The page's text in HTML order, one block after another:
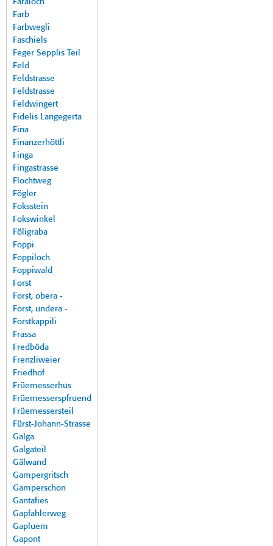
Faraloch
Farb
Farbwegli
Faschiels
Feger Sepplis Teil
Feld
Feldstrasse
Feldstrasse
Feldwingert
Fidelis Langegerta
Fina
Finanzerhöttli
Finga
Fingastrasse
Flochtweg
Fögler
Foksstein
Fokswinkel
Föligraba
Foppi
Foppiloch
Foppiwald
Forst
Forst, obera -
Forst, undera -
Forstkappili
Frassa
Fredböda
Frenzliweier
Friedhof
Früemesserhus
Früemesserspfruend
Früemessersteil
Fürst-Johann-Strasse
Galga
Galgateil
Gälwand
Gampergritsch
Gamperschon
Gantafies
Gapfahlerweg
Gapluem
Gapont